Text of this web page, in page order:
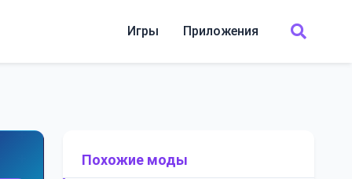
Игры Приложения
Похожие моды